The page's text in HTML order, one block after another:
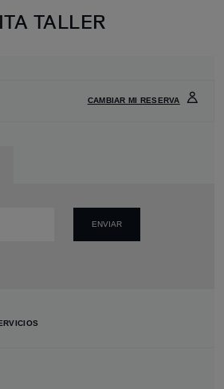
CITA TALLER
TALLER
CAMBIAR MI RESERVA